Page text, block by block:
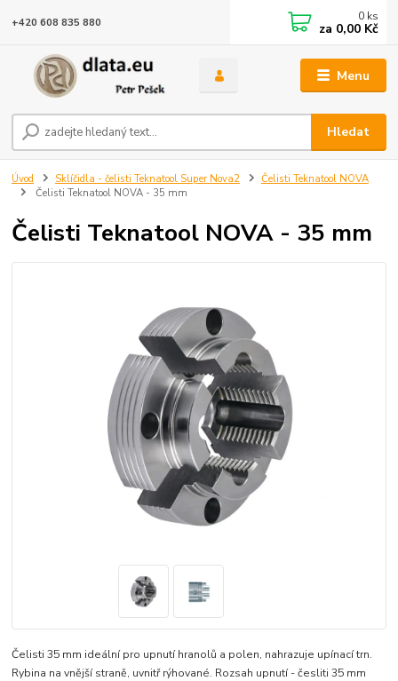
Menu
Hledat
+420 608 835 880 0 ks
za 0,00 Kč
Úvod Sklíčidla - čelisti Teknatool Super Nova2
Čelisti Teknatool NOVA
Čelisti Teknatool NOVA - 35 mm
Čelisti Teknatool NOVA - 35 mm
Čelisti 35 mm ideální pro upnutí hranolů a polen, nahrazuje upínací trn.
Rybina na vnější straně, uvnitř rýhované. Rozsah upnutí - česliti 35 mm